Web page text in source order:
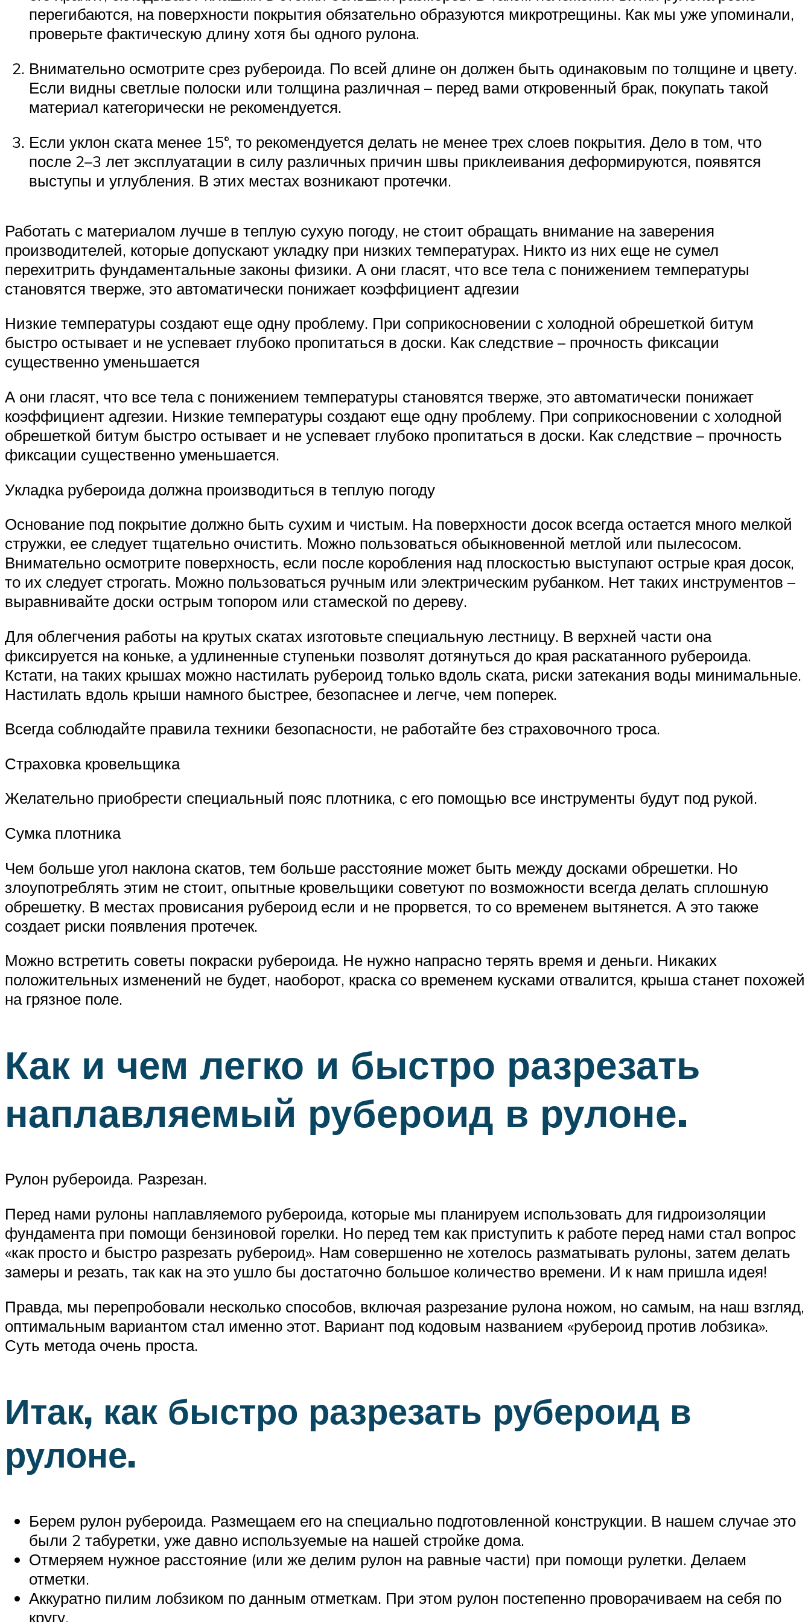
перегибаются, на поверхности покрытия обязательно образуются микротрещины. Как мы уже упоминали,
проверьте фактическую длину хотя бы одного рулона.
Внимательно осмотрите срез рубероида. По всей длине он должен быть одинаковым по толщине и цвету.
Если видны светлые полоски или толщина различная – перед вами откровенный брак, покупать такой
материал категорически не рекомендуется.
Если уклон ската менее 15°, то рекомендуется делать не менее трех слоев покрытия. Дело в том, что
после 2–3 лет эксплуатации в силу различных причин швы приклеивания деформируются, появятся
выступы и углубления. В этих местах возникают протечки.
Работать с материалом лучше в теплую сухую погоду, не стоит обращать внимание на заверения
производителей, которые допускают укладку при низких температурах. Никто из них еще не сумел
перехитрить фундаментальные законы физики. А они гласят, что все тела с понижением температуры
становятся тверже, это автоматически понижает коэффициент адгезии
Низкие температуры создают еще одну проблему. При соприкосновении с холодной обрешеткой битум
быстро остывает и не успевает глубоко пропитаться в доски. Как следствие – прочность фиксации
существенно уменьшается
А они гласят, что все тела с понижением температуры становятся тверже, это автоматически понижает
коэффициент адгезии. Низкие температуры создают еще одну проблему. При соприкосновении с холодной
обрешеткой битум быстро остывает и не успевает глубоко пропитаться в доски. Как следствие – прочность
фиксации существенно уменьшается.
Укладка рубероида должна производиться в теплую погоду
Основание под покрытие должно быть сухим и чистым. На поверхности досок всегда остается много мелкой
стружки, ее следует тщательно очистить. Можно пользоваться обыкновенной метлой или пылесосом.
Внимательно осмотрите поверхность, если после коробления над плоскостью выступают острые края досок,
то их следует строгать. Можно пользоваться ручным или электрическим рубанком. Нет таких инструментов –
выравнивайте доски острым топором или стамеской по дереву.
Для облегчения работы на крутых скатах изготовьте специальную лестницу. В верхней части она
фиксируется на коньке, а удлиненные ступеньки позволят дотянуться до края раскатанного рубероида.
Кстати, на таких крышах можно настилать рубероид только вдоль ската, риски затекания воды минимальные.
Настилать вдоль крыши намного быстрее, безопаснее и легче, чем поперек.
Всегда соблюдайте правила техники безопасности, не работайте без страховочного троса.
Страховка кровельщика
Желательно приобрести специальный пояс плотника, с его помощью все инструменты будут под рукой.
Сумка плотника
Чем больше угол наклона скатов, тем больше расстояние может быть между досками обрешетки. Но
злоупотреблять этим не стоит, опытные кровельщики советуют по возможности всегда делать сплошную
обрешетку. В местах провисания рубероид если и не прорвется, то со временем вытянется. А это также
создает риски появления протечек.
Можно встретить советы покраски рубероида. Не нужно напрасно терять время и деньги. Никаких
положительных изменений не будет, наоборот, краска со временем кусками отвалится, крыша станет похожей
на грязное поле.
Как и чем легко и быстро разрезать
наплавляемый рубероид в рулоне.
Рулон рубероида. Разрезан.
Перед нами рулоны наплавляемого рубероида, которые мы планируем использовать для гидроизоляции
фундамента при помощи бензиновой горелки. Но перед тем как приступить к работе перед нами стал вопрос
«как просто и быстро разрезать рубероид». Нам совершенно не хотелось разматывать рулоны, затем делать
замеры и резать, так как на это ушло бы достаточно большое количество времени. И к нам пришла идея!
Правда, мы перепробовали несколько способов, включая разрезание рулона ножом, но самым, на наш взгляд,
оптимальным вариантом стал именно этот. Вариант под кодовым названием «рубероид против лобзика».
Суть метода очень проста.
Итак, как быстро разрезать рубероид в
рулоне.
Берем рулон рубероида. Размещаем его на специально подготовленной конструкции. В нашем случае это
были 2 табуретки, уже давно используемые на нашей стройке дома.
Отмеряем нужное расстояние (или же делим рулон на равные части) при помощи рулетки. Делаем
отметки.
Аккуратно пилим лобзиком по данным отметкам. При этом рулон постепенно проворачиваем на себя по
кругу.